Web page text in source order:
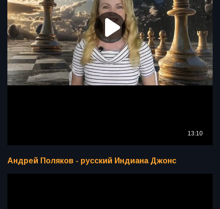
Андрей Поляков - русский Индиана Джонс